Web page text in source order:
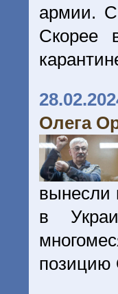
армии.
Скорее
Олега
вынесли
в